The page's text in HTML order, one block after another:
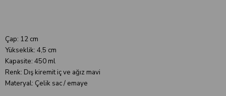
Çap: 12 cm
Yükseklik: 4,5 cm
Kapasite: 450 ml
Renk: Dış kiremit iç ve ağız mavi
Materyal: Çelik sac / emaye